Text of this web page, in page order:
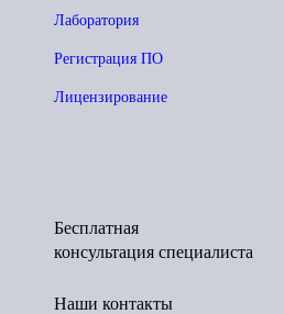
Лаборатория
Регистрация ПО
Лицензирование
Бесплатная
консультация специалиста
Наши контакты